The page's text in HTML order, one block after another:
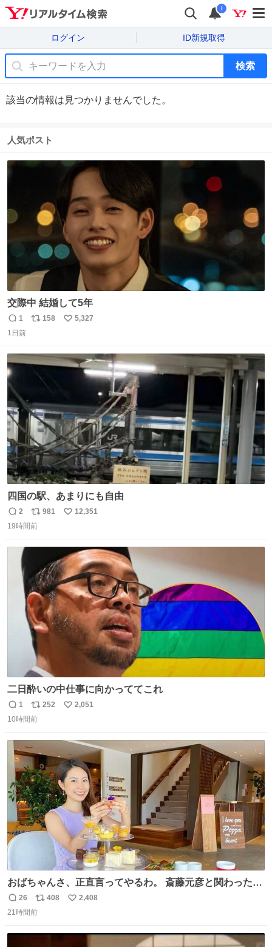
i
ログイン ID新規取得
検索
該当の情報は見つかりませんでした。
人気ポスト
交際中 結婚して5年
返
信
1
リ
ト
数
158
い
数
5,327
1日前
四国の駅、あまりにも自由
返
信
2
リ
ポ
981
い
数
12,351
19時間前
二日酔いの中仕事に向かっててこれ
返
信
1
リ
ポ
ト
数
252
い
2,051
10時間前
おばちゃんさ、正直言ってやるわ。 斎藤元彦と関わった事
でアンタはこれか先キラキラ輝けないんよ、残念ながら。
#折田楓 #merchu
返
信
26
リ
ポ
408
い
2,408
21時間前